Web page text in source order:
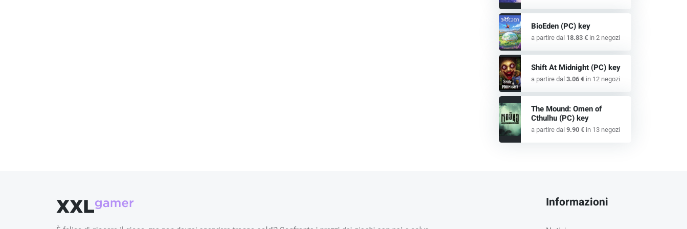
BioEden (PC) key
a partire dal 18.83 €in 2 negozi
Shift At Midnight (PC) key
a partire dal 3.06 €in 12 negozi
The Mound: Omen of
Cthulhu (PC) key
a partire dal 9.90 €in 13 negozi
Informazioni